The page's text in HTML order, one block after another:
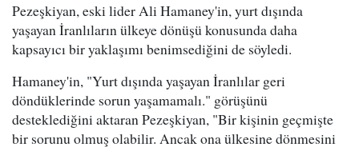
Pezeşkiyan, eski lider Ali Hamaney'in, yurt dışında
yaşayan İranlıların ülkeye dönüşü konusunda daha
kapsayıcı bir yaklaşımı benimsediğini de söyledi.
Hamaney'in, "Yurt dışında yaşayan İranlılar geri
döndüklerinde sorun yaşamamalı." görüşünü
desteklediğini aktaran Pezeşkiyan, "Bir kişinin geçmişte
bir sorunu olmuş olabilir. Ancak ona ülkesine dönmesini